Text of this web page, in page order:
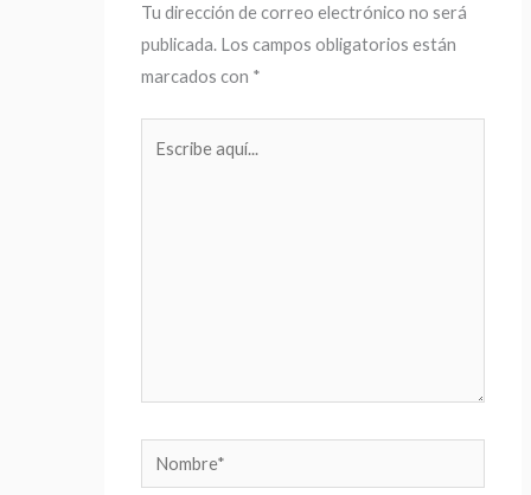
Tu dirección de correo electrónico no será
publicada. Los campos obligatorios están
marcados con *
Nombre*